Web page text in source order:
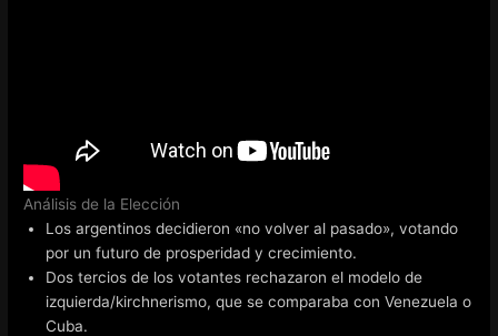
Análisis de la Elección
Los argentinos decidieron «no volver al pasado», votando
por un futuro de prosperidad y crecimiento.
Dos tercios de los votantes rechazaron el modelo de
izquierda/kirchnerismo, que se comparaba con Venezuela o
Cuba.